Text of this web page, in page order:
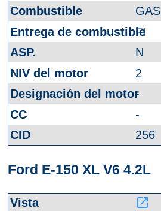
GAS
FI
N
2
-
-
256
Ford E-150 XL V6 4.2L
launch